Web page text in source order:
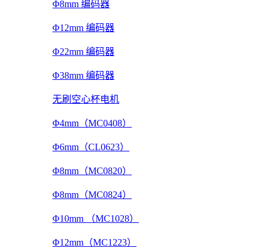
Φ8mm 编码器
Φ12mm 编码器
Φ22mm 编码器
Φ38mm 编码器
无刷空心杯电机
Φ4mm（MC0408）
Φ6mm（CL0623）
Φ8mm（MC0820）
Φ8mm（MC0824）
Φ10mm （MC1028）
Φ12mm（MC1223）